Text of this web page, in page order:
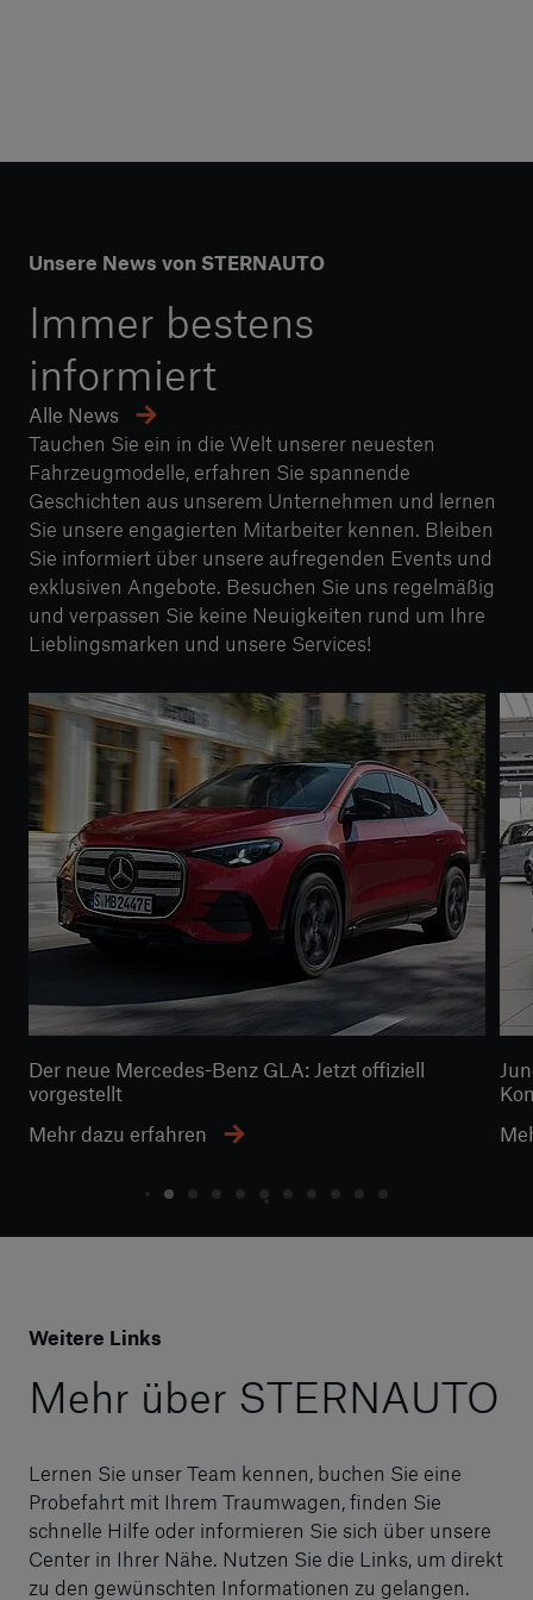
Unsere News von STERNAUTO
Immer bestens
informiert
Alle News
Tauchen Sie ein in die Welt unserer neuesten
Fahrzeugmodelle, erfahren Sie spannende
Geschichten aus unserem Unternehmen und lernen
Sie unsere engagierten Mitarbeiter kennen. Bleiben
Sie informiert über unsere aufregenden Events und
exklusiven Angebote. Besuchen Sie uns regelmäßig
und verpassen Sie keine Neuigkeiten rund um Ihre
Lieblingsmarken und unsere Services!
Der neue Mercedes-Benz GLA: Jetzt offiziell
vorgestellt
Mehr dazu erfahren
Weitere Links
Mehr über STERNAUTO
Lernen Sie unser Team kennen, buchen Sie eine
Probefahrt mit Ihrem Traumwagen, finden Sie
schnelle Hilfe oder informieren Sie sich über unsere
Center in Ihrer Nähe. Nutzen Sie die Links, um direkt
zu den gewünschten Informationen zu gelangen.